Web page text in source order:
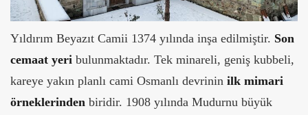
Yıldırım Beyazıt Camii 1374 yılında inşa edilmiştir. Son
cemaat yeri bulunmaktadır. Tek minareli, geniş kubbeli,
kareye yakın planlı cami Osmanlı devrinin ilk mimari
örneklerinden biridir. 1908 yılında Mudurnu büyük